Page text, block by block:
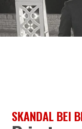
SKANDAL BEI